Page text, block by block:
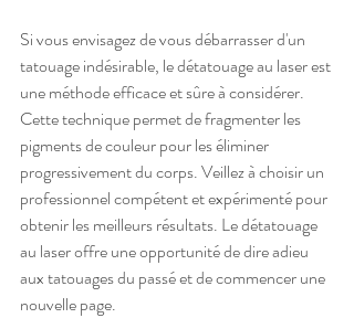
Si vous envisagez de vous débarrasser d'un
tatouage indésirable, le détatouage au laser est
une méthode efficace et sûre à considérer.
Cette technique permet de fragmenter les
pigments de couleur pour les éliminer
progressivement du corps. Veillez à choisir un
professionnel compétent et expérimenté pour
obtenir les meilleurs résultats. Le détatouage
au laser offre une opportunité de dire adieu
aux tatouages du passé et de commencer une
nouvelle page.